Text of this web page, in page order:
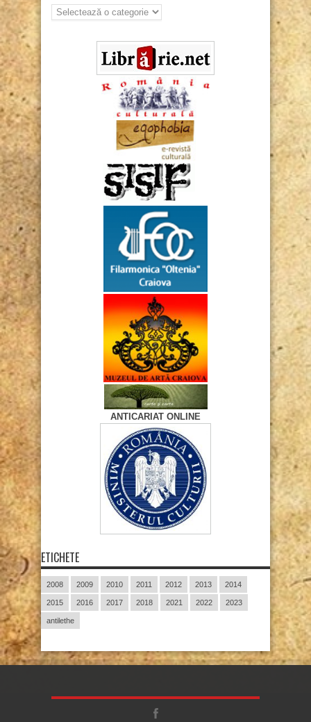
Arhiva
ANTICARIAT ONLINE
ETICHETE
2008 2009 2010 2011 2012 2013 2014
2015 2016 2017 2018 2021 2022 2023
antilethe